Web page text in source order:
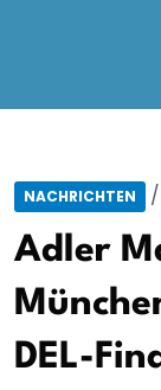
NACHRICHTEN /
Adler
DEL-